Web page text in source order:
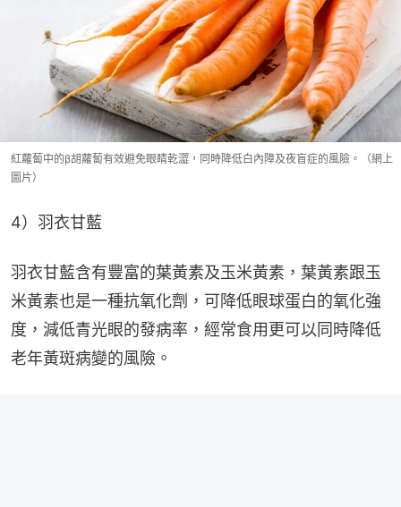
紅蘿蔔中的β胡蘿蔔有效避免眼睛乾澀，同時降低白內障及夜盲症的風險。（網上
圖片）
4）羽衣甘藍
羽衣甘藍含有豐富的葉黃素及玉米黃素，葉黃素跟玉
米黃素也是一種抗氧化劑，可降低眼球蛋白的氧化強
度，減低青光眼的發病率，經常食用更可以同時降低
老年黃斑病變的風險。